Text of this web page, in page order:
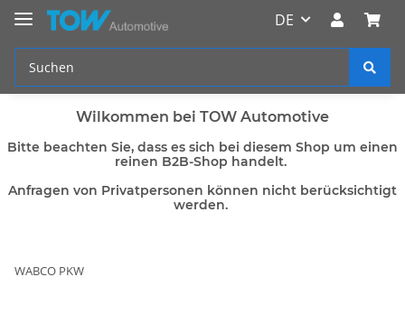
DE
Wilkommen bei TOW Automotive
Bitte beachten Sie, dass es sich bei diesem Shop um einen
reinen B2B-Shop handelt.
Anfragen von Privatpersonen können nicht berücksichtigt
werden.
WABCO PKW